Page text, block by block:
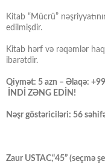
Kitab “Mücrü”
edilmişdir.
Kitab hərf və rəqəmlər
ibarətdir.
Qiymət: 5 azn – Əlaqə:
İNDİ ZƏNG EDİN!
Nəşr göstəriciləri: 56
Zaur USTAC,“45” (seçmə